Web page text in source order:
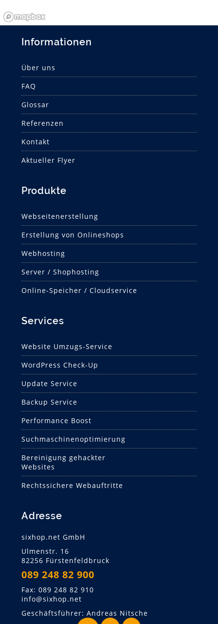
Informationen
Über uns
FAQ
Glossar
Referenzen
Kontakt
Aktueller Flyer
Produkte
Webseitenerstellung
Erstellung von Onlineshops
Webhosting
Server / Shophosting
Online-Speicher / Cloudservice
Services
Website Umzugs-Service
WordPress Check-Up
Update Service
Backup Service
Performance Boost
Suchmaschinen­optimierung
Bereinigung gehackter
Websites
Rechtssichere Webauftritte
Adresse
sixhop.net GmbH
Ulmenstr. 16
82256 Fürstenfeldbruck
089 248 82 900
Fax: 089 248 82 910
info@sixhop.net
Geschäftsführer: Andreas Nitsche